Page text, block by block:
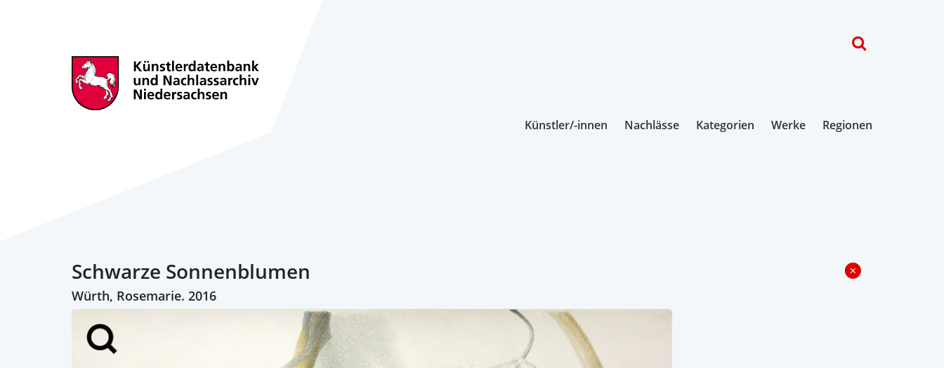
Künstler/-innen Nachlässe Kategorien Werke Regionen
Schwarze Sonnenblumen
Würth, Rosemarie. 2016